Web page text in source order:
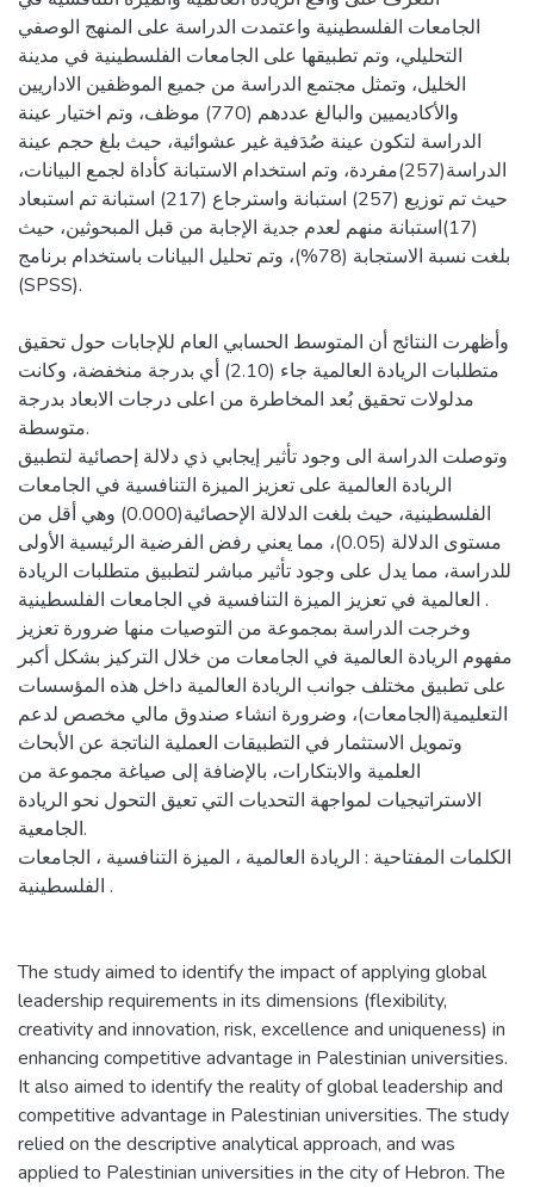
الجامعات الفلسطينية واعتمدت الدراسة على المنهج الوصفي
التحليلي، وتم تطبيقها على الجامعات الفلسطينية في مدينة
الخليل، وتمثل مجتمع الدراسة من جميع الموظفين الاداريين
والأكاديميين والبالغ عددهم (770) موظف، وتم اختيار عينة
الدراسة لتكون عينة صُدَفية غير عشوائية، حيث بلغ حجم عينة
الدراسة(257)مفردة، وتم استخدام الاستبانة كأداة لجمع البيانات،
حيث تم توزيع (257) استبانة واسترجاع (217) استبانة تم استبعاد
(17)استبانة منهم لعدم جدية الإجابة من قبل المبحوثين، حيث
بلغت نسبة الاستجابة (78%)، وتم تحليل البيانات باستخدام برنامج
(SPSS).
وأظهرت النتائج أن المتوسط الحسابي العام للإجابات حول تحقيق
متطلبات الريادة العالمية جاء (2.10) أي بدرجة منخفضة، وكانت
مدلولات تحقيق بُعد المخاطرة من اعلى درجات الابعاد بدرجة
متوسطة.
وتوصلت الدراسة الى وجود تأثير إيجابي ذي دلالة إحصائية لتطبيق
الريادة العالمية على تعزيز الميزة التنافسية في الجامعات
الفلسطينية، حيث بلغت الدلالة الإحصائية(0.000) وهي أقل من
مستوى الدلالة (0.05)، مما يعني رفض الفرضية الرئيسية الأولى
للدراسة، مما يدل على وجود تأثير مباشر لتطبيق متطلبات الريادة
العالمية في تعزيز الميزة التنافسية في الجامعات الفلسطينية .
وخرجت الدراسة بمجموعة من التوصيات منها ضرورة تعزيز
مفهوم الريادة العالمية في الجامعات من خلال التركيز بشكل أكبر
على تطبيق مختلف جوانب الريادة العالمية داخل هذه المؤسسات
التعليمية(الجامعات)، وضرورة انشاء صندوق مالي مخصص لدعم
وتمويل الاستثمار في التطبيقات العملية الناتجة عن الأبحاث
العلمية والابتكارات، بالإضافة إلى صياغة مجموعة من
الاستراتيجيات لمواجهة التحديات التي تعيق التحول نحو الريادة
الجامعية.
الكلمات المفتاحية : الريادة العالمية ، الميزة التنافسية ، الجامعات
الفلسطينية .
The study aimed to identify the impact of applying global
leadership requirements in its dimensions (flexibility,
creativity and innovation, risk, excellence and uniqueness) in
enhancing competitive advantage in Palestinian universities.
It also aimed to identify the reality of global leadership and
competitive advantage in Palestinian universities. The study
relied on the descriptive analytical approach, and was
applied to Palestinian universities in the city of Hebron. The